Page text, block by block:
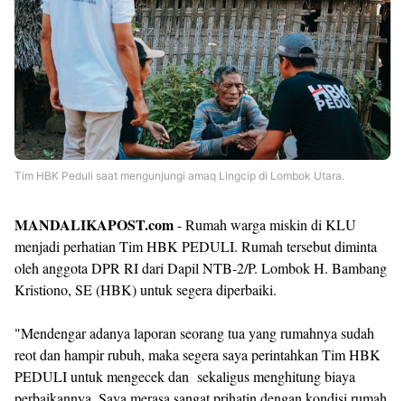
Tim HBK Peduli saat mengunjungi amaq Lingcip di Lombok Utara.
MANDALIKAPOST.com- Rumah warga miskin di KLU
menjadi perhatian Tim HBK PEDULI. Rumah tersebut diminta
oleh anggota DPR RI dari Dapil NTB-2/P. Lombok H. Bambang
Kristiono, SE (HBK) untuk segera diperbaiki.
"Mendengar adanya laporan seorang tua yang rumahnya sudah
reot dan hampir rubuh, maka segera saya perintahkan Tim HBK
PEDULI untuk mengecek dan sekaligus menghitung biaya